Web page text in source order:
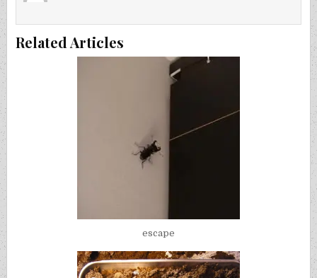
Related Articles
escape